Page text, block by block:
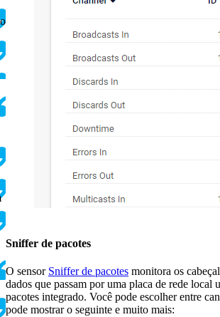
Sniffer de pacotes
O sensor Sniffer de pacotes monitora os
dados que passam por uma placa de rede local
pacotes integrado. Você pode escolher entre
pode mostrar o seguinte e muito mais: